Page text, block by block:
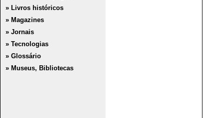
» Livros históricos
» Magazines
» Jornais
» Tecnologias
» Glossário
» Museus, Bibliotecas